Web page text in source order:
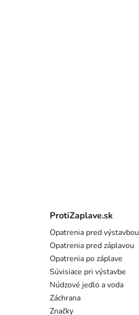
ProtiZaplave.sk
Opatrenia pred výstavbou
Opatrenia pred záplavou
Opatrenia po záplave
Súvisiace pri výstavbe
Núdzové jedlo a voda
Záchrana
Značky